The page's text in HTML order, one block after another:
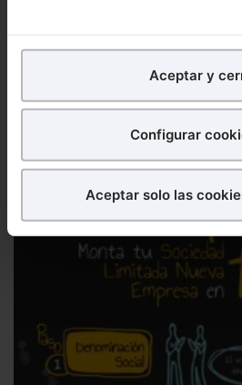
analíticospara tratar de
nuestra página web. También
para poder mostrarte
¿Qué puedes hacer?
en la web sea óptima
aceptar solo las
todas las cookies excepto
También puedes
configurar
seleccionar solo aquellas que
navegador. Si no seleccionas
las que sean indispensables
Aceptar y
Configurar
Aceptar solo las
Incapacidad Temporal.
incapacidad temporal debe tenerse